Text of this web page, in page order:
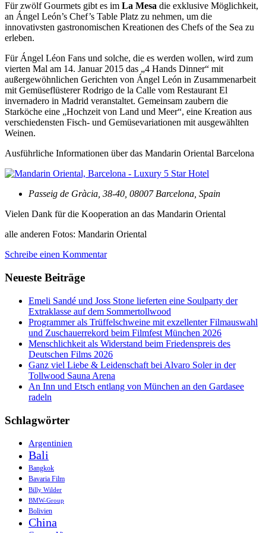
Für zwölf Gourmets gibt es im La Mesa die exklusive Möglichkeit,
an Ángel León’s Chef’s Table Platz zu nehmen, um die
innovativsten gastronomischen Kreationen des Chefs of the Sea zu
erleben.
Für Ángel Léon Fans und solche, die es werden wollen, wird zum
vierten Mal am 14. Januar 2015 das „4 Hands Dinner“ mit
außergewöhnlichen Gerichten von Ángel León in Zusammenarbeit
mit Gemüseflüsterer Rodrigo de la Calle vom Restaurant El
invernadero in Madrid veranstaltet. Gemeinsam zaubern die
Starköche eine „Hochzeit von Land und Meer“, eine Kreation aus
verschiedensten Fisch- und Gemüsevariationen mit ausgewählten
Weinen.
Ausführliche Informationen über das Mandarin Oriental Barcelona
Passeig de Gràcia, 38-40, 08007 Barcelona, Spain
Vielen Dank für die Kooperation an das Mandarin Oriental
alle anderen Fotos: Mandarin Oriental
Schreibe einen Kommentar
Neueste Beiträge
Emeli Sandé und Joss Stone lieferten eine Soulparty der
Extraklasse auf dem Sommertollwood
Programmer als Trüffelschweine mit exzellenter Filmauswahl
und Zuschauerrekord beim Filmfest München 2026
Menschlichkeit als Widerstand beim Friedenspreis des
Deutschen Films 2026
Ganz viel Liebe & Leidenschaft bei Alvaro Soler in der
Tollwood Sauna Arena
An Inn und Etsch entlang von München an den Gardasee
radeln
Schlagwörter
Argentinien
Bali
Bangkok
Bavaria Film
Billy Wilder
BMW-Group
Bolivien
China